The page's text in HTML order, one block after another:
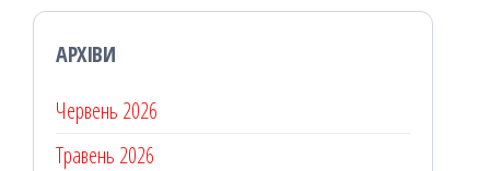
АРХІВИ
Червень 2026
Травень 2026